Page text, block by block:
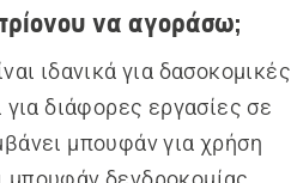
να αγοράσω;
ιδανικά για δασοκομικές
διάφορες εργασίες σε
μπουφάν για χρήση